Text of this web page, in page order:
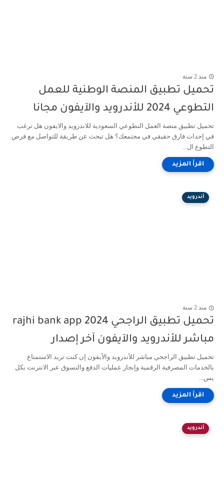
منذ 2 سنة
تحميل تطبيق المنصة الوطنية للعمل
التطوعي 2024 للأندرويد والآيفون مجانا
تحميل تطبيق منصة العمل التطوعي السعودية للاندرويد والايفون هل ترغب
في إحداث فارق حقيقي في مجتمعك؟ هل تبحث عن طريقة للتواصل مع فرص
التطوع ال...
أندرويد
منذ 2 سنة
تحميل تطبيق الراجحي 2024 rajhi bank app
مباشر للأندرويد والآيفون آخر إصدار
تحميل تطبيق الراجحي مباشر للأندرويد والآيفون إن كنت تريد الاستمتاع
بالخدمات المصرفية الرقمية وإنجاز عمليات الدفع والتسوق عبر الانترنت بكل
يس...
أندرويد